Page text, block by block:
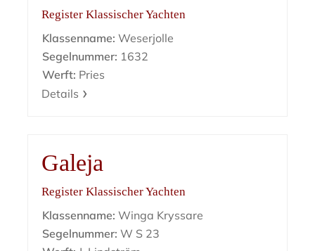
Register Klassischer Yachten
Klassenname: Weserjolle
Segelnummer: 1632
Werft: Pries
Details
Galeja
Register Klassischer Yachten
Klassenname: Winga Kryssare
Segelnummer: W S 23